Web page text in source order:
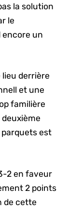
la solution
le
encore un
derrière
et une
familière
parquets est
2 en faveur
2 points
de cette